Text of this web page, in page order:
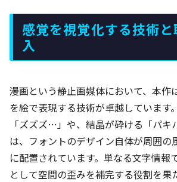
感覚を視覚化する技術
入
漫画という静止画媒体において、本作
を絵で表現する技術が卓越しています
「ズズズ…」や、結晶が砕ける「パキ
は、フォントのデザイン自体が周囲の
に配置されています。単なる文字情報
として空間の歪みを補完する役割を果